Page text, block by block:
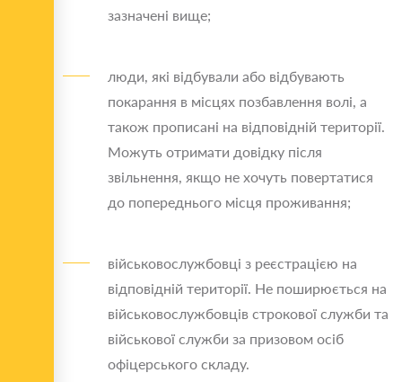
зазначені вище;
люди, які відбували або відбувають
покарання в місцях позбавлення волі, а
також прописані на відповідній території.
Можуть отримати довідку після
звільнення, якщо не хочуть повертатися
до попереднього місця проживання;
військовослужбовці з реєстрацією на
відповідній території. Не поширюється на
військовослужбовців строкової служби та
військової служби за призовом осіб
офіцерського складу.